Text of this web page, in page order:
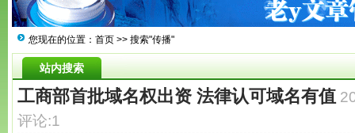
您现在的位置： 首页 >> 搜索"传播"
站内搜索
工商部首批域名权出资 法律认可域名有值
评论:1